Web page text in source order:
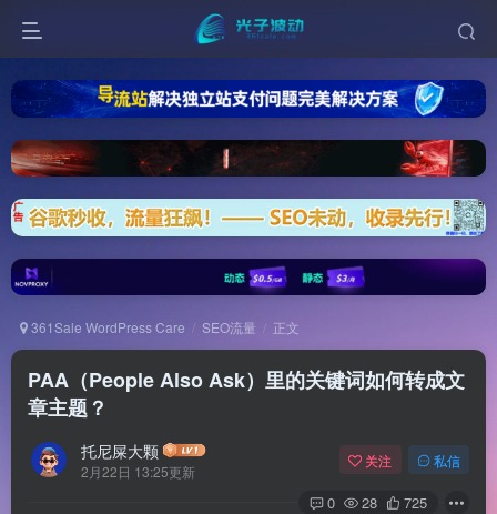
361Sale WordPress Care SEO流量 正文
PAA（People Also Ask）里的关键词如何转成文
章主题？
托尼屎大颗
2月22日 13:25更新
关注 私信
0 28 725